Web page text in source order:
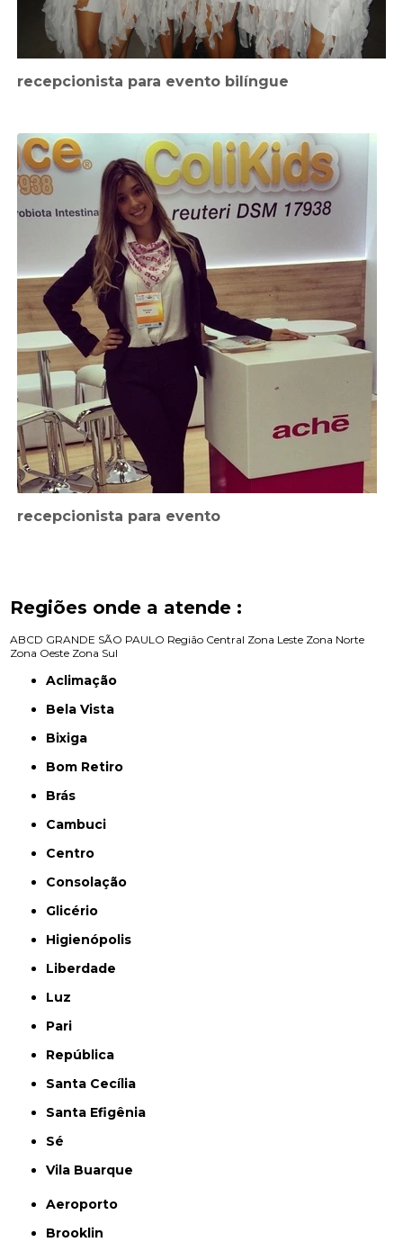
recepcionista para evento bilíngue
recepcionista para evento
Regiões onde a atende :
ABCD GRANDE SÃO PAULO Região Central Zona Leste Zona Norte
Zona Oeste Zona Sul
Aclimação
Bela Vista
Bixiga
Bom Retiro
Brás
Cambuci
Centro
Consolação
Glicério
Higienópolis
Liberdade
Luz
Pari
República
Santa Cecília
Santa Efigênia
Sé
Vila Buarque
Aeroporto
Brooklin